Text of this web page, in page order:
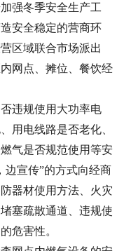
强冬季安全生产工
安全稳定的营商环
区域联合市场派出
内网点、摊位、餐饮经
违规使用大功率电
用电线路是否老化、
气是否规范使用等安
边宣传”的方式向经商
器材使用方法、火灾
塞疏散通道、违规使
危害性。